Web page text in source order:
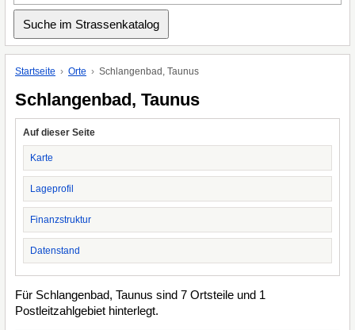
Startseite Orte Schlangenbad, Taunus
Schlangenbad, Taunus
Auf dieser Seite
Karte
Lageprofil
Finanzstruktur
Datenstand
Für Schlangenbad, Taunus sind 7 Ortsteile und 1
Postleitzahlgebiet hinterlegt.